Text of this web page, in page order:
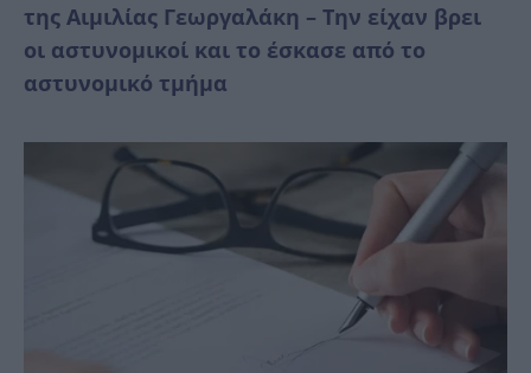
της Αιμιλίας Γεωργαλάκη – Την είχαν βρει
οι αστυνομικοί και το έσκασε από το
αστυνομικό τμήμα